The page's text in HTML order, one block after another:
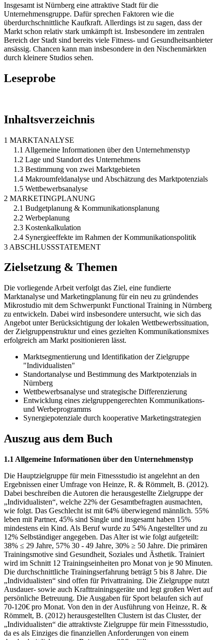
Insgesamt ist Nürnberg eine attraktive Stadt für die
Unternehmensgruppe. Dafür sprechen Faktoren wie die
überdurchschnittliche Kaufkraft. Allerdings ist zu sagen, dass der
Markt schon relativ stark umkämpft ist. Insbesondere im zentralen
Bereich der Stadt sind bereits viele Fitness- und Gesundheitsanbieter
ansässig. Chancen kann man insbesondere in den Nischenmärkten
durch kleinere Studios sehen.
Leseprobe
Inhaltsverzeichnis
1 MARKTANALYSE
1.1 Allgemeine Informationen über den Unternehmenstyp
1.2 Lage und Standort des Unternehmens
1.3 Bestimmung von zwei Marktgebieten
1.4 Makroumfeldanalyse und Abschätzung des Marktpotenzials
1.5 Wettbewerbsanalyse
2 MARKETINGPLANUNG
2.1 Budgetplanung & Kommunikationsplanung
2.2 Werbeplanung
2.3 Kostenkalkulation
2.4 Synergieeffekte im Rahmen der Kommunikationspolitik
3 ABSCHLUSSSTATEMENT
Zielsetzung & Themen
Die vorliegende Arbeit verfolgt das Ziel, eine fundierte
Marktanalyse und Marketingplanung für ein neu zu gründendes
Mikrostudio mit dem Schwerpunkt Functional Training in Nürnberg
zu entwickeln. Dabei wird insbesondere untersucht, wie sich das
Angebot unter Berücksichtigung der lokalen Wettbewerbssituation,
der Zielgruppenstruktur und eines gezielten Kommunikationsmixes
erfolgreich am Markt positionieren lässt.
Marktsegmentierung und Identifikation der Zielgruppe
"Individualisten"
Standortanalyse und Bestimmung des Marktpotenzials in
Nürnberg
Wettbewerbsanalyse und strategische Differenzierung
Entwicklung eines zielgruppengerechten Kommunikations-
und Werbeprogramms
Synergiepotenziale durch kooperative Marketingstrategien
Auszug aus dem Buch
1.1 Allgemeine Informationen über den Unternehmenstyp
Die Hauptzielgruppe für mein Fitnessstudio ist angelehnt an den
Ergebnissen einer Umfrage von Heinze, R. & Römmelt, B. (2012).
Dabei beschreiben die Autoren die herausgestellte Zielgruppe der
„Individualisten“, welche 22% der Gesamtbefragten ausmachten,
wie folgt. Das Geschlecht ist mit 64% überwiegend männlich. 55%
leben mit Partner, 45% sind Single und insgesamt haben 15%
mindestens ein Kind. Als Beruf wurde zu 54% Angestellter und zu
12% Selbständiger angegeben. Das Alter ist wie folgt aufgeteilt:
38% ≤ 29 Jahre, 57% 30 - 49 Jahre, 30% ≥ 50 Jahre. Die primären
Trainingsmotive sind Gesundheit, Soziales und Ästhetik. Trainiert
wird im Schnitt 12 Trainingseinheiten pro Monat von je 90 Minuten.
Die durchschnittliche Trainingserfahrung beträgt 5 bis 8 Jahre. Die
„Individualisten“ sind offen für Privattraining. Die Zielgruppe nutzt
Ausdauer- sowie auch Krafttrainingsgeräte und legt großen Wert auf
persönliche Betreuung. Die Ausgaben für Sport belaufen sich auf
70-120€ pro Monat. Von den in der Ausführung von Heinze, R. &
Römmelt, B. (2012) herausgestellten Clustern ist das Cluster, der
„Individualisten“ die attraktivste Zielgruppe für mein Fitnessstudio,
da es als Einziges die finanziellen Anforderungen von einem